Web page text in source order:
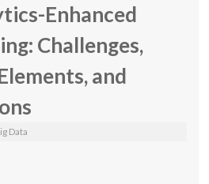
Enhanced
Challenges,
and
Data